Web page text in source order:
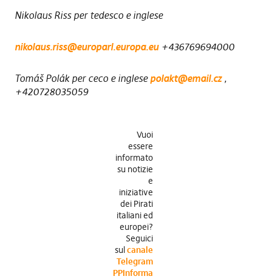
Nikolaus Riss per tedesco e inglese
nikolaus.riss@europarl.europa.eu+436769694000
Tomáš Polák per ceco e inglese polakt@email.cz,
+420728035059
Vuoi
essere
informato
su notizie
e
iniziative
dei Pirati
italiani ed
europei?
Seguici
sulcanale
Telegram
PPInforma